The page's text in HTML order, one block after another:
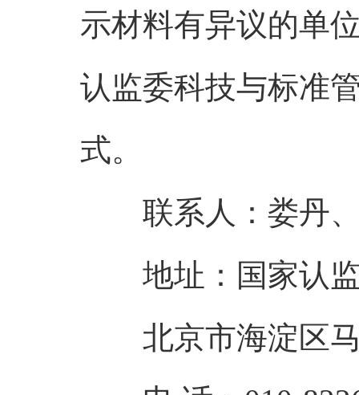
示材料有异议的单
认监委科技与标准
式。
联系人：娄丹、
地址：国家认监
北京市海淀区马